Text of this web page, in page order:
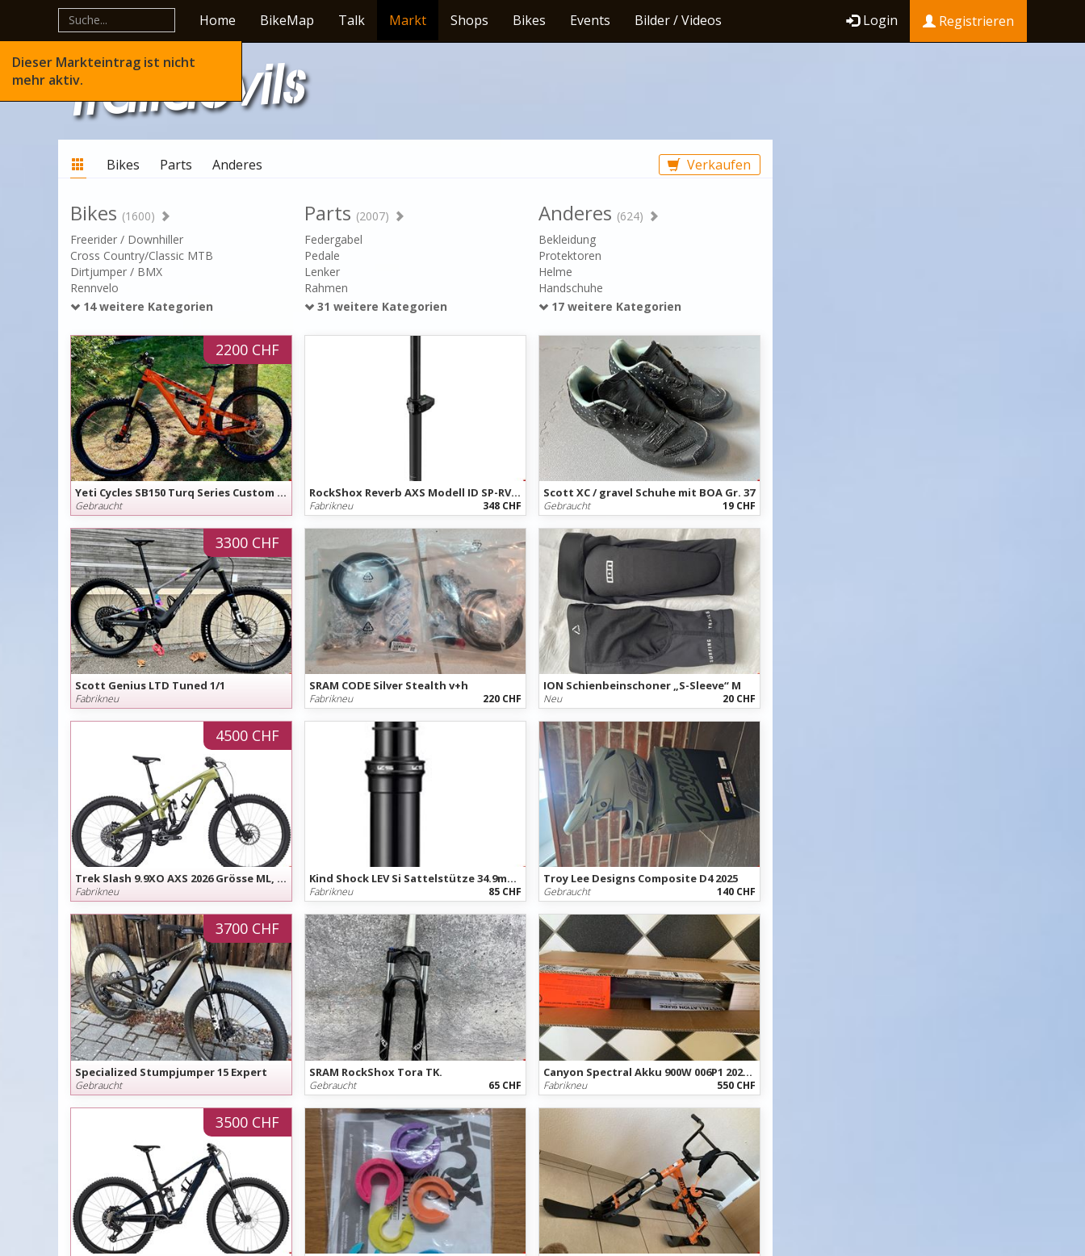
Home BikeMap Talk Markt Shops Bikes Events Bilder / Videos Login Registrieren
Bikes Parts Anderes Verkaufen
Bikes (1600)
Freerider / Downhiller
Cross Country/Classic MTB
Dirtjumper / BMX
Rennvelo
14 weitere Kategorien
Parts (2007)
Federgabel
Pedale
Lenker
Rahmen
31 weitere Kategorien
Anderes (624)
Bekleidung
Protektoren
Helme
Handschuhe
17 weitere Kategorien
2200 CHF
Yeti Cycles SB150 Turq Series Custom Fox Factory
Gebraucht
3300 CHF
Scott Genius LTD Tuned 1/1
Fabrikneu
4500 CHF
Trek Slash 9.9XO AXS 2026 Grösse ML, L, XL August Angebot
Fabrikneu
3700 CHF
Specialized Stumpjumper 15 Expert
Gebraucht
3500 CHF
RockShox Reverb AXS Modell ID SP-RVB-AXS-B1
Fabrikneu 348 CHF
SRAM CODE Silver Stealth v+h
Fabrikneu 220 CHF
Kind Shock LEV Si Sattelstütze 34.9mm Hub: 125 Länge L390
Fabrikneu 85 CHF
SRAM RockShox Tora TK.
Gebraucht 65 CHF
Scott XC / gravel Schuhe mit BOA Gr. 37
Gebraucht 19 CHF
ION Schienbeinschoner „S-Sleeve“ M
Neu 20 CHF
Troy Lee Designs Composite D4 2025
Gebraucht 140 CHF
Canyon Spectral Akku 900W 006P1 2025 Lithium 2025
Fabrikneu 550 CHF
Dieser Markteintrag ist nicht
mehr aktiv.